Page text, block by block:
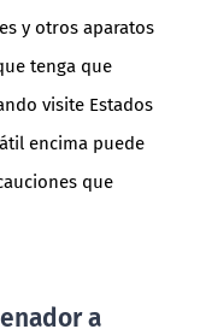
y otros aparatos
tenga que
visite Estados
encima puede
que
a